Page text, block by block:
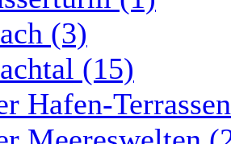
(3)
(15)
Hafen-